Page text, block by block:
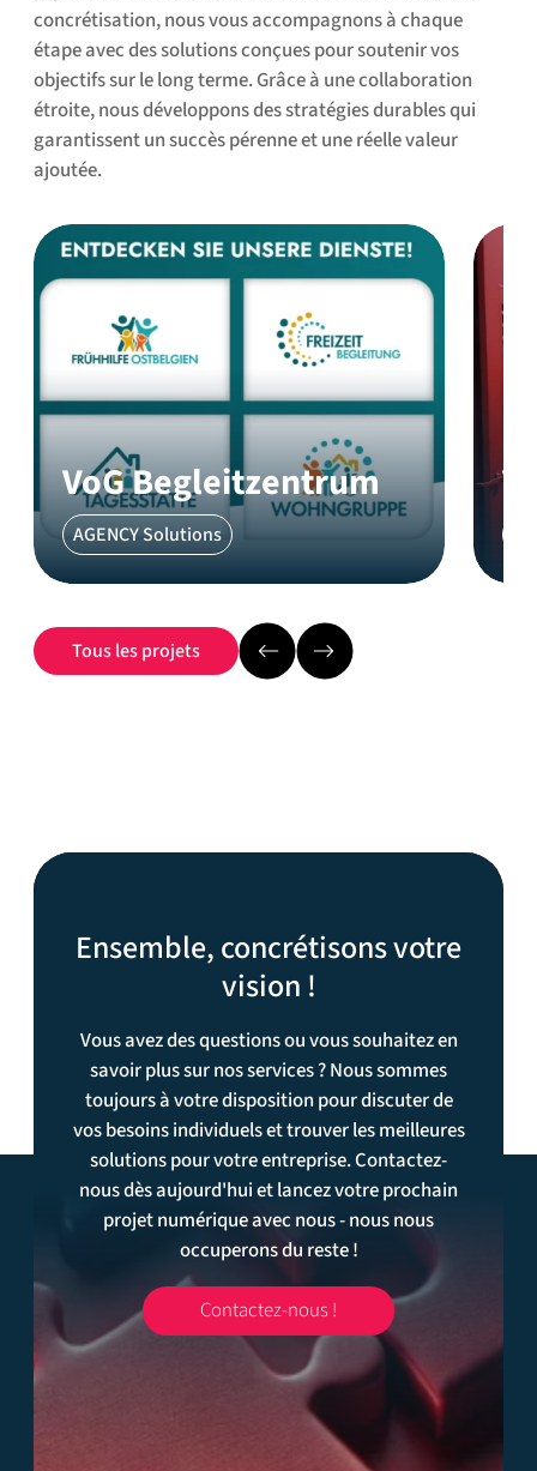
concrétisation, nous vous accompagnons à chaque
étape avec des solutions conçues pour soutenir vos
objectifs sur le long terme. Grâce à une collaboration
étroite, nous développons des stratégies durables qui
garantissent un succès pérenne et une réelle valeur
ajoutée.
VoG Begleitzentrum
AGENCY Solutions
Tous les projets
Ensemble, concrétisons votre
vision !
Vous avez des questions ou vous souhaitez en
savoir plus sur nos services ? Nous sommes
toujours à votre disposition pour discuter de
vos besoins individuels et trouver les meilleures
solutions pour votre entreprise. Contactez-
nous dès aujourd'hui et lancez votre prochain
projet numérique avec nous - nous nous
occuperons du reste !
Contactez-nous !